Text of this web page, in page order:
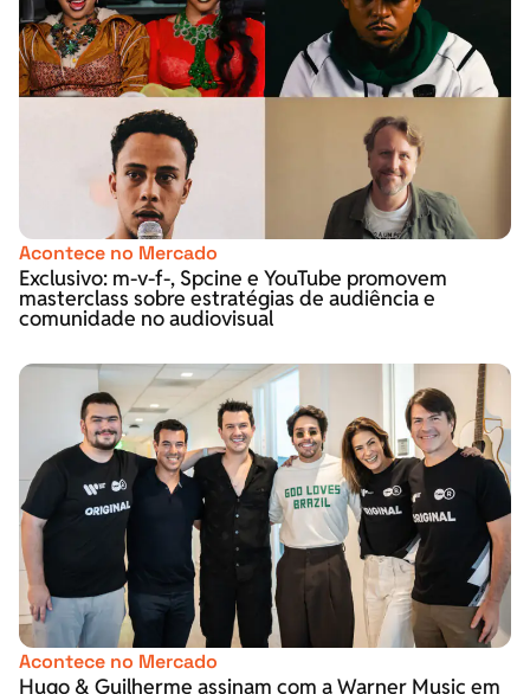
Acontece no Mercado
Exclusivo: m-v-f-, Spcine e YouTube promovem
masterclass sobre estratégias de audiência e
comunidade no audiovisual
Acontece no Mercado
Hugo & Guilherme assinam com a Warner Music em